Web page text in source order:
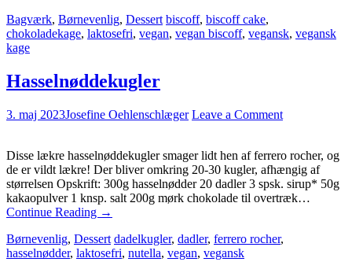
Bagværk, Børnevenlig, Dessert biscoff, biscoff cake,
chokoladekage, laktosefri, vegan, vegan biscoff, vegansk, vegansk
kage
Hasselnøddekugler
3. maj 2023Josefine Oehlenschlæger Leave a Comment
Disse lækre hasselnøddekugler smager lidt hen af ferrero rocher, og
de er vildt lækre! Der bliver omkring 20-30 kugler, afhængig af
størrelsen Opskrift: 300g hasselnødder 20 dadler 3 spsk. sirup* 50g
kakaopulver 1 knsp. salt 200g mørk chokolade til overtræk…
Continue Reading →
Børnevenlig, Dessert dadelkugler, dadler, ferrero rocher,
hasselnødder, laktosefri, nutella, vegan, vegansk